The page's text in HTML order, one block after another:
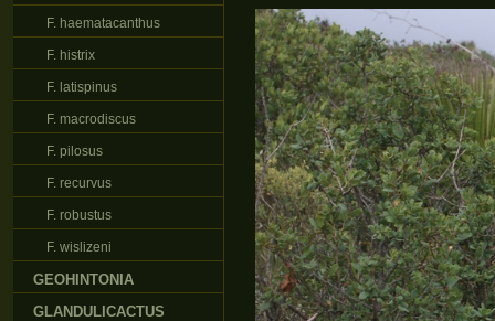
F. haematacanthus
F. histrix
F. latispinus
F. macrodiscus
F. pilosus
F. recurvus
F. robustus
F. wislizeni
GEOHINTONIA
GLANDULICACTUS